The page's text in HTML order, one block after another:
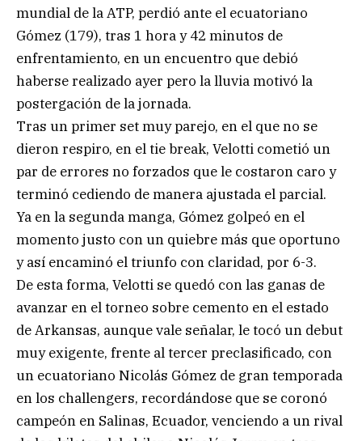
mundial de la ATP, perdió ante el ecuatoriano
Gómez (179), tras 1 hora y 42 minutos de
enfrentamiento, en un encuentro que debió
haberse realizado ayer pero la lluvia motivó la
postergación de la jornada.
Tras un primer set muy parejo, en el que no se
dieron respiro, en el tie break, Velotti cometió un
par de errores no forzados que le costaron caro y
terminó cediendo de manera ajustada el parcial.
Ya en la segunda manga, Gómez golpeó en el
momento justo con un quiebre más que oportuno
y así encaminó el triunfo con claridad, por 6-3.
De esta forma, Velotti se quedó con las ganas de
avanzar en el torneo sobre cemento en el estado
de Arkansas, aunque vale señalar, le tocó un debut
muy exigente, frente al tercer preclasificado, con
un ecuatoriano Nicolás Gómez de gran temporada
en los challengers, recordándose que se coronó
campeón en Salinas, Ecuador, venciendo a un rival